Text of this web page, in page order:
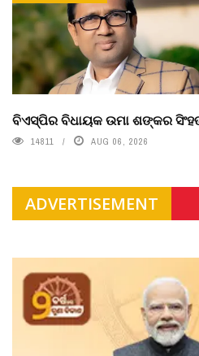
ବିଏସ୍‌ପିର ବିଧାୟକ ଉମା ଶଙ୍କର
14811 AUG 06, 2026
ADVERTISEMENT